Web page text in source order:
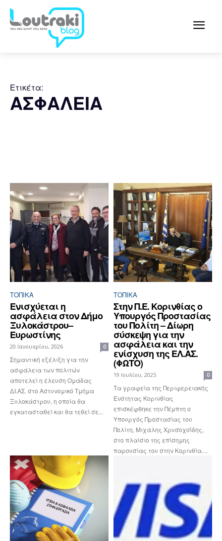
Ετικέτα:
ΑΣΦΑΛΕΙΑ
ΤΟΠΙΚΑ
Ενισχύεται η
ασφάλεια στον Δήμο
Ξυλοκάστρου–
Ευρωστίνης
20 Ιανουαρίου, 2026 0
Σημαντική εξέλιξη για την
ασφάλεια των πολιτών
αποτελεί η έλευση Ομάδας
ΔΙ.ΑΣ. στο Αστυνομικό Τμήμα
Ξυλοκάστρου, η οποία θα
εγκατασταθεί και θα τεθεί σε...
ΤΟΠΙΚΑ
Στην Π.Ε. Κορινθίας ο
Υπουργός Προστασίας
του Πολίτη – Δίωρη
σύσκεψη για την
ασφάλεια και την
ενίσχυση της ΕΛ.ΑΣ.
(ΦΩΤΟ)
19 Ιουλίου, 2025 0
Τα γραφεία της Περιφερειακής
Ενότητας Κορινθίας
επισκέφθηκε την Πέμπτη ο
Υπουργός Προστασίας του
Πολίτη, Μιχάλης Χρυσοχοΐδης,
στο πλαίσιο της επίσημης
παρουσίας του στην Κορινθία....